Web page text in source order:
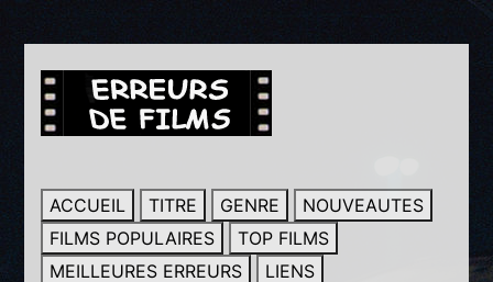
ACCUEIL TITRE GENRE
NOUVEAUTES
FILMS POPULAIRES
TOP FILMS
MEILLEURES ERREURS
LIENS